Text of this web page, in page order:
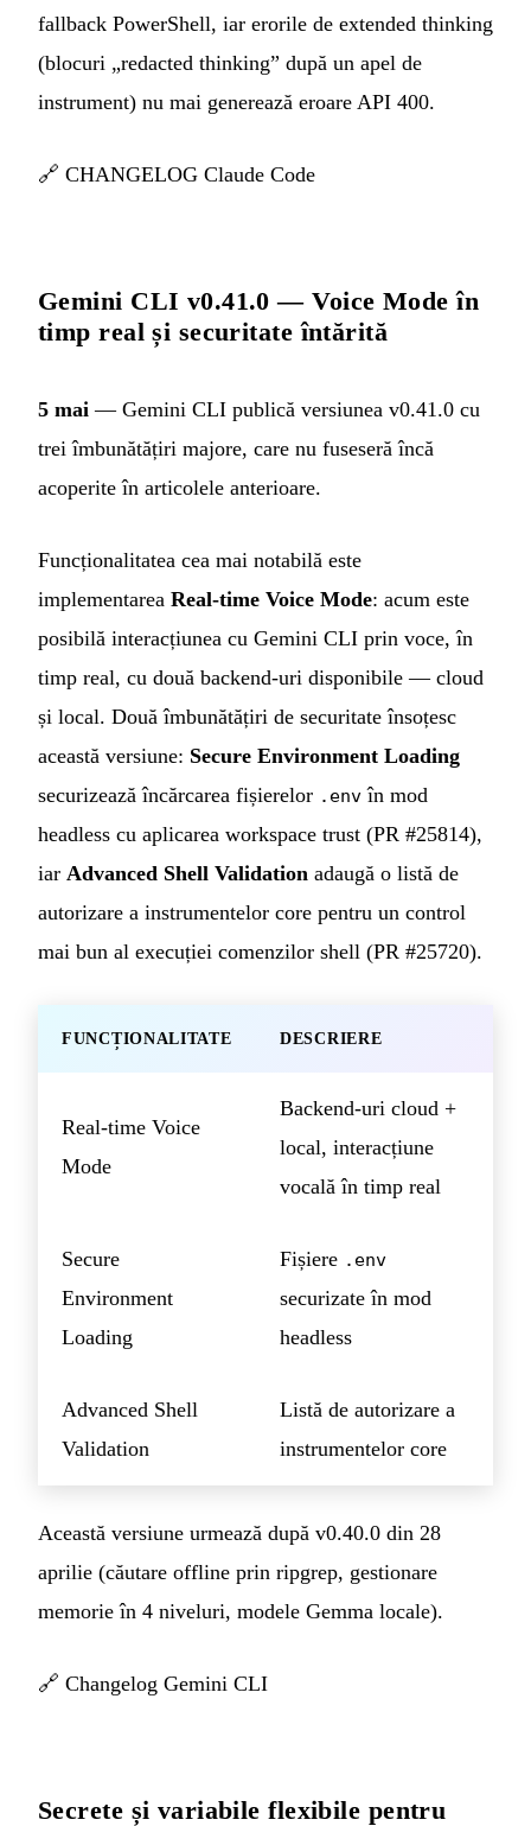
fallback PowerShell, iar erorile de extended thinking
(blocuri „redacted thinking” după un apel de
instrument) nu mai generează eroare API 400.
🔗 CHANGELOG Claude Code
Gemini CLI v0.41.0 — Voice Mode în
timp real și securitate întărită
5 mai — Gemini CLI publică versiunea v0.41.0 cu
trei îmbunătățiri majore, care nu fuseseră încă
acoperite în articolele anterioare.
Funcționalitatea cea mai notabilă este
implementarea Real-time Voice Mode: acum este
posibilă interacțiunea cu Gemini CLI prin voce, în
timp real, cu două backend-uri disponibile — cloud
și local. Două îmbunătățiri de securitate însoțesc
această versiune: Secure Environment Loading
securizează încărcarea fișierelor .env în mod
headless cu aplicarea workspace trust (PR #25814),
iar Advanced Shell Validation adaugă o listă de
autorizare a instrumentelor core pentru un control
mai bun al execuției comenzilor shell (PR #25720).
FUNCȚIONALITATE DESCRIERE
Real-time Voice
Mode
Backend-uri cloud +
local, interacțiune
vocală în timp real
Secure
Environment
Loading
Fișiere .env
securizate în mod
headless
Advanced Shell
Validation
Listă de autorizare a
instrumentelor core
Această versiune urmează după v0.40.0 din 28
aprilie (căutare offline prin ripgrep, gestionare
memorie în 4 niveluri, modele Gemma locale).
🔗 Changelog Gemini CLI
Secrete și variabile flexibile pentru